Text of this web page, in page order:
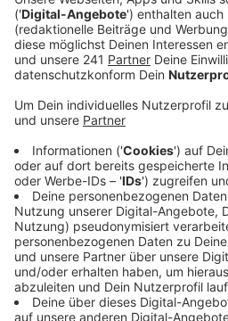
Anzeige
Vier Männer aus
Aktuell ermittelt die
junge Männer aus Manfort,
Sie waren im Rahmen von
aufgefallen. Vor einigen
Wohnungen durchsucht und die
vernommen. Geäußert haben